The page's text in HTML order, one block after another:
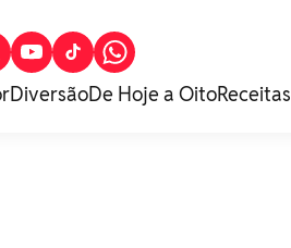
DiversãoDe Hoje a OitoReceitas